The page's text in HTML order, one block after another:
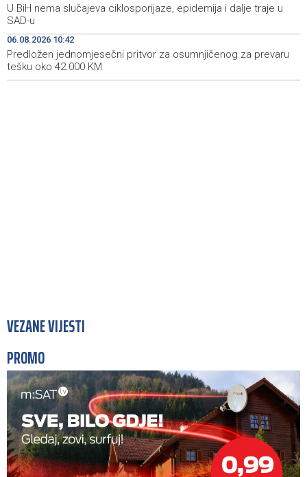
10:48
Dvije bivše iranske nogometašice 'ponosne' na
dobijanje australskog državljanstva
10:42
Predložen jednomjesečni pritvor za osumnjičenog za
prevaru tešku oko 42.000 KM
U BiH nema slučajeva ciklosporijaze, epidemija i dalje traje u
SAD-u
06.08.2026 10:42
Predložen jednomjesečni pritvor za osumnjičenog za prevaru
tešku oko 42.000 KM
VEZANE VIJESTI
PROMO